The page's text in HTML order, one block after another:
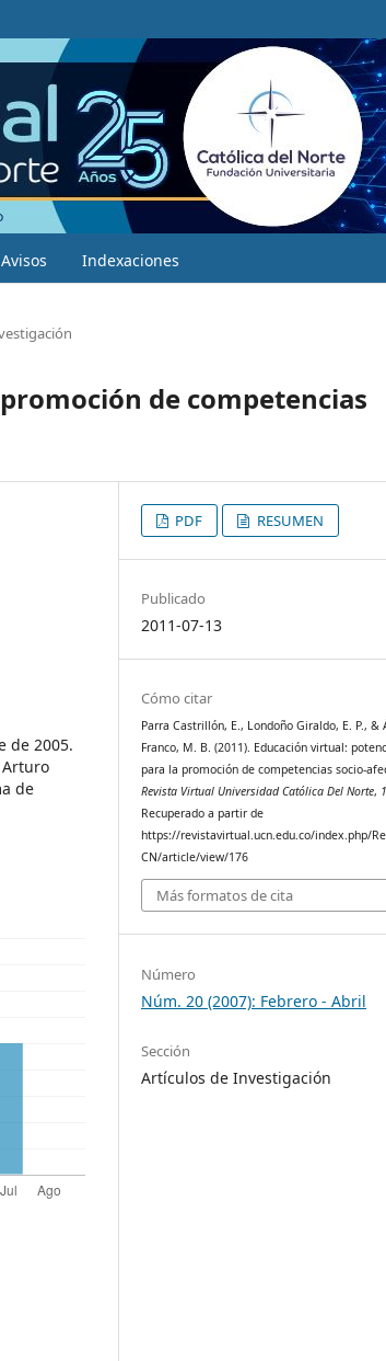
Avisos Indexaciones
de competencias
de 2005.
Arturo
de
PDF RESUMEN
Publicado
2011-07-13
Cómo citar
Parra Castrillón, E., Londoño Giraldo, E. P., &
Franco, M. B. (2011). Educación virtual:
para la promoción de competencias socio-
Revista Virtual Universidad Católica Del Norte,
Recuperado a partir de
https://revistavirtual.ucn.edu.co/index.php/
CN/article/view/176
Más formatos de cita
Número
Núm. 20 (2007): Febrero - Abril
Sección
Artículos de Investigación